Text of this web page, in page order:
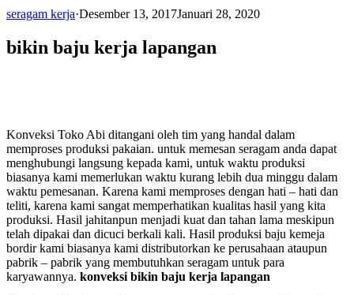
seragam kerja·Desember 13, 2017Januari 28, 2020
bikin baju kerja lapangan
Konveksi Toko Abi ditangani oleh tim yang handal dalam
memproses produksi pakaian. untuk memesan seragam anda dapat
menghubungi langsung kepada kami, untuk waktu produksi
biasanya kami memerlukan waktu kurang lebih dua minggu dalam
waktu pemesanan. Karena kami memproses dengan hati – hati dan
teliti, karena kami sangat memperhatikan kualitas hasil yang kita
produksi. Hasil jahitanpun menjadi kuat dan tahan lama meskipun
telah dipakai dan dicuci berkali kali. Hasil produksi baju kemeja
bordir kami biasanya kami distributorkan ke perusahaan ataupun
pabrik – pabrik yang membutuhkan seragam untuk para
karyawannya. konveksi bikin baju kerja lapangan